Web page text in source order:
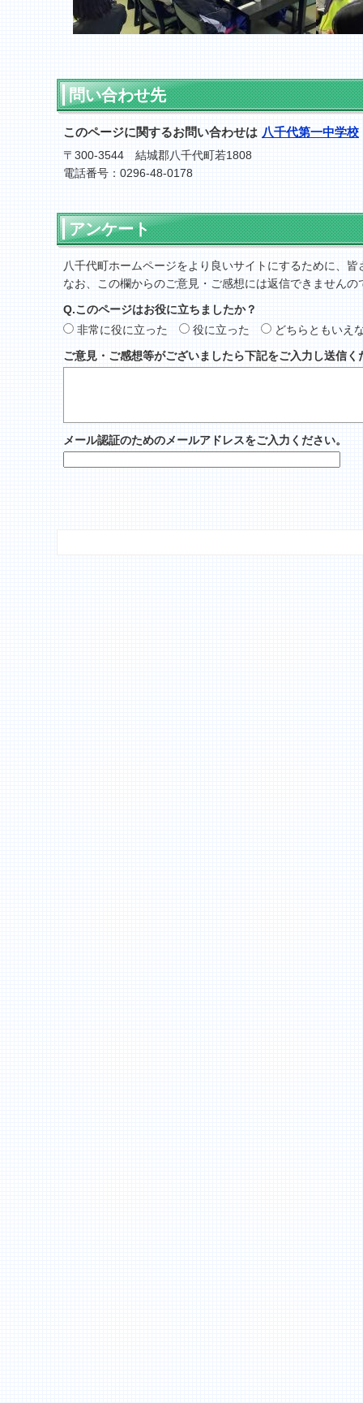
問い合わせ先
このページに関するお問い合わせは 八千代第一中学校
〒300-3544 結城郡八千代町若1808
電話番号：0296-48-0178
アンケート
八千代町ホームページをより良いサイトにするために、
なお、この欄からのご意見・ご感想には返信できませんの
Q.このページはお役に立ちましたか？
非常に役に立った
役に立った
どちらともいえ
ご意見・ご感想等がございましたら下記をご入力し送信く
メール認証のためのメールアドレスをご入力ください。